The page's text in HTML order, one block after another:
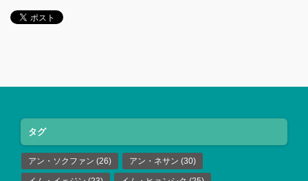
タグ
アン・ソクファン (26) アン・ネサン (30)